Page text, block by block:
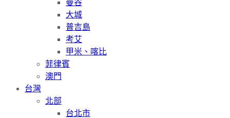
曼谷
大城
普吉島
考艾
甲米、喀比
菲律賓
澳門
台灣
北部
台北市